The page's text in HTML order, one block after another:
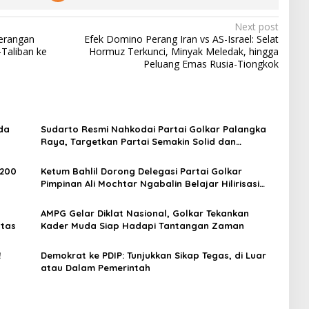
ke
Next post
Efek Domino Perang Iran vs AS-Israel: Selat
Hormuz Terkunci, Minyak Meledak, hingga
Peluang Emas Rusia-Tiongkok
Sudarto Resmi Nahkodai Partai Golkar Palangka
Raya, Targetkan Partai Semakin Solid dan
Ketum Bahlil Dorong Delegasi Partai Golkar
Pimpinan Ali Mochtar Ngabalin Belajar Hilirisasi
AMPG Gelar Diklat Nasional, Golkar Tekankan
Kader Muda Siap Hadapi Tantangan Zaman
Demokrat ke PDIP: Tunjukkan Sikap Tegas, di Luar
atau Dalam Pemerintah